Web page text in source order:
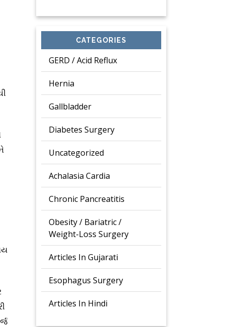
CATEGORIES
GERD / Acid Reflux
Hernia
Gallbladder
Diabetes Surgery
Uncategorized
Achalasia Cardia
Chronic Pancreatitis
Obesity / Bariatric /
Weight-Loss Surgery
Articles In Gujarati
Esophagus Surgery
Articles In Hindi